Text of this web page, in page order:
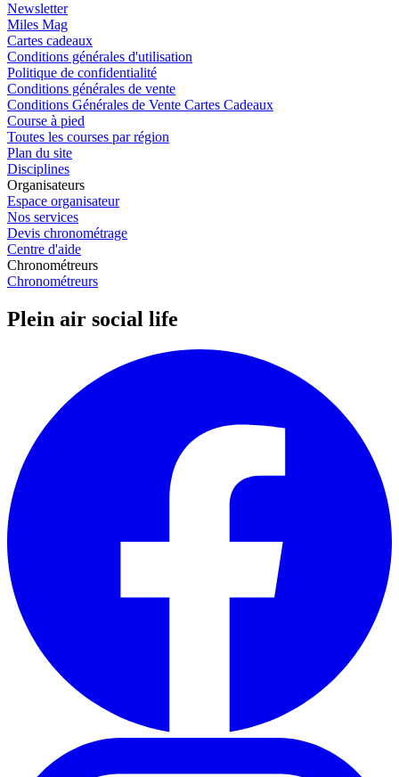
Newsletter
Miles Mag
Cartes cadeaux
Conditions générales d'utilisation
Politique de confidentialité
Conditions générales de vente
Conditions Générales de Vente Cartes Cadeaux
Course à pied
Toutes les courses par région
Plan du site
Disciplines
Organisateurs
Espace organisateur
Nos services
Devis chronométrage
Centre d'aide
Chronométreurs
Chronométreurs
Plein air social life